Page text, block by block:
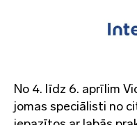
No 4. līdz 6. aprīlim
jomas speciālisti no